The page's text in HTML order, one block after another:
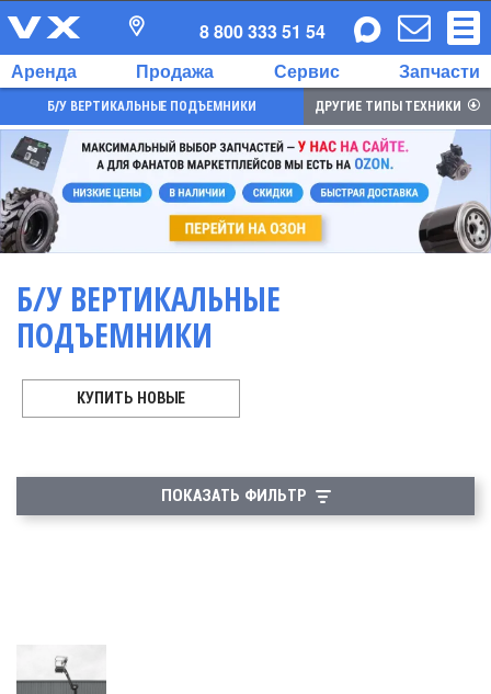
Аренда Продажа Сервис Запчасти
8 800 333 51 54
Б/У ВЕРТИКАЛЬНЫЕ ПОДЪЕМНИКИ ДРУГИЕ ТИПЫ ТЕХНИКИ
Б/У ВЕРТИКАЛЬНЫЕ
ПОДЪЕМНИКИ
КУПИТЬ НОВЫЕ
ПОКАЗАТЬ ФИЛЬТР